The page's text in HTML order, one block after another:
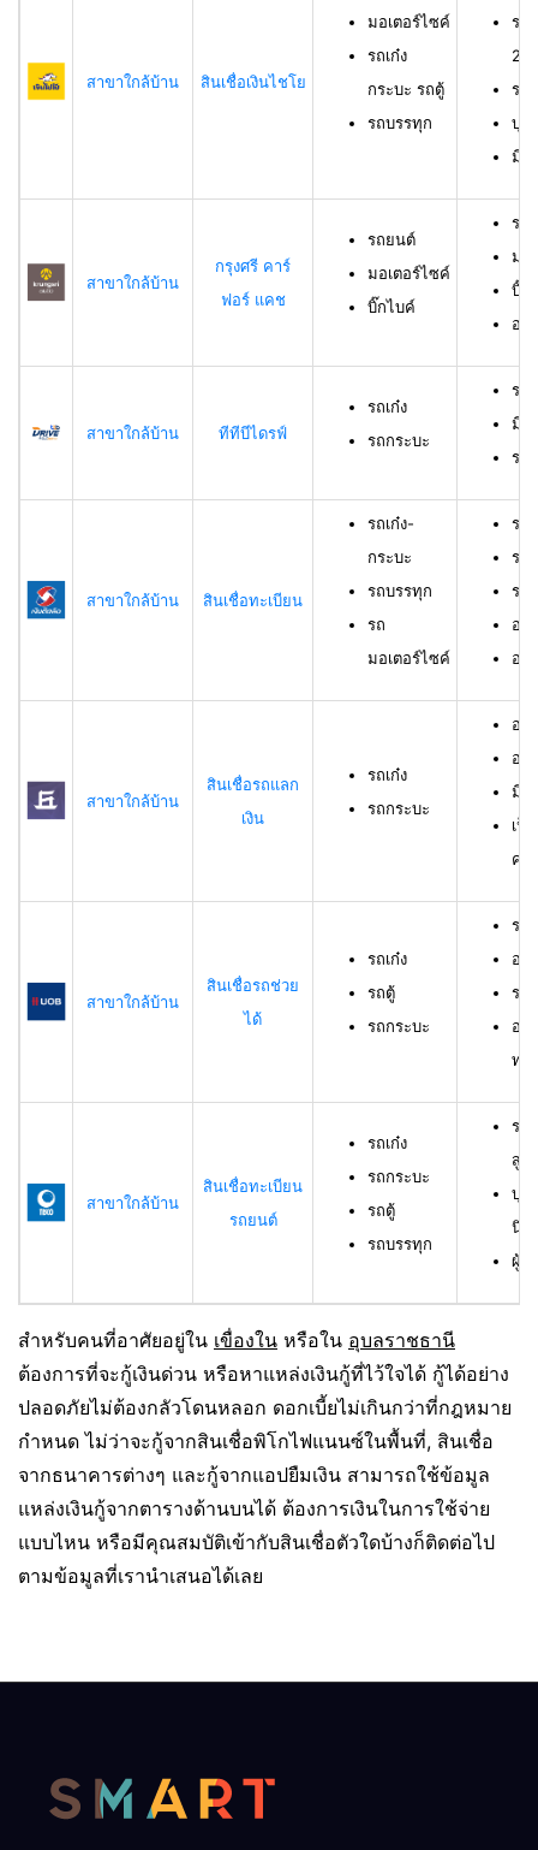
สาขาใกล้บ้าน สินเชื่อเงินไชโย
มอเตอร์ไซค์
รถเก๋ง
กระบะ รถตู้
รถบรรทุก
รถ
23
รถ
บุค
มีร
สาขาใกล้บ้าน
กรุงศรี คาร์
ฟอร์ แคช
รถยนต์
มอเตอร์ไซค์
บิ๊กไบค์
รถ
มอ
บิ๊ก
อา
สาขาใกล้บ้าน ทีทีบีไดรฟ์
รถเก๋ง
รถกระบะ
รถ
มีอ
รา
สาขาใกล้บ้าน สินเชื่อทะเบียน
รถเก๋ง-
กระบะ
รถบรรทุก
รถ
มอเตอร์ไซค์
รถ
รถ
รถ
อา
อา
สาขาใกล้บ้าน
สินเชื่อรถแลก
เงิน
รถเก๋ง
รถกระบะ
อา
อา
มีร
เป็
คร
สาขาใกล้บ้าน
สินเชื่อรถช่วย
ได้
รถเก๋ง
รถตู้
รถกระบะ
รถ
อา
รา
อา
ทด
สาขาใกล้บ้าน
สินเชื่อทะเบียน
รถยนต์
รถเก๋ง
รถกระบะ
รถตู้
รถบรรทุก
รถ
สูง
บุค
นิติ
ผู้กู้
สำหรับคนที่อาศัยอยู่ใน เขื่องใน หรือใน อุบลราชธานี
ต้องการที่จะกู้เงินด่วน หรือหาแหล่งเงินกู้ที่ไว้ใจได้ กู้ได้อย่าง
ปลอดภัยไม่ต้องกลัวโดนหลอก ดอกเบี้ยไม่เกินกว่าที่กฎหมาย
กำหนด ไม่ว่าจะกู้จากสินเชื่อพิโกไฟแนนซ์ในพื้นที่, สินเชื่อ
จากธนาคารต่างๆ และกู้จากแอปยืมเงิน สามารถใช้ข้อมูล
แหล่งเงินกู้จากตารางด้านบนได้ ต้องการเงินในการใช้จ่าย
แบบไหน หรือมีคุณสมบัติเข้ากับสินเชื่อตัวใดบ้างก็ติดต่อไป
ตามข้อมูลที่เรานำเสนอได้เลย